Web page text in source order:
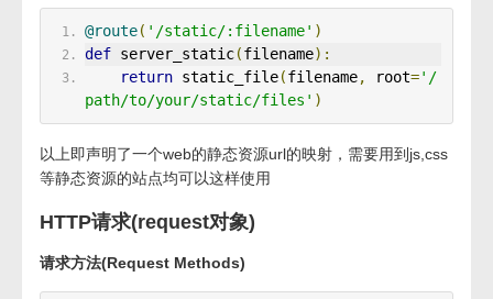
@route( '/static/:filename' )
def server_static(filename):
return static_file(filename, root='/
path/to/your/static/files' )
以上即声明了一个web的静态资源url的映射，需要用到js,css
等静态资源的站点均可以这样使用
HTTP请求(request对象)
请求方法(Request Methods)